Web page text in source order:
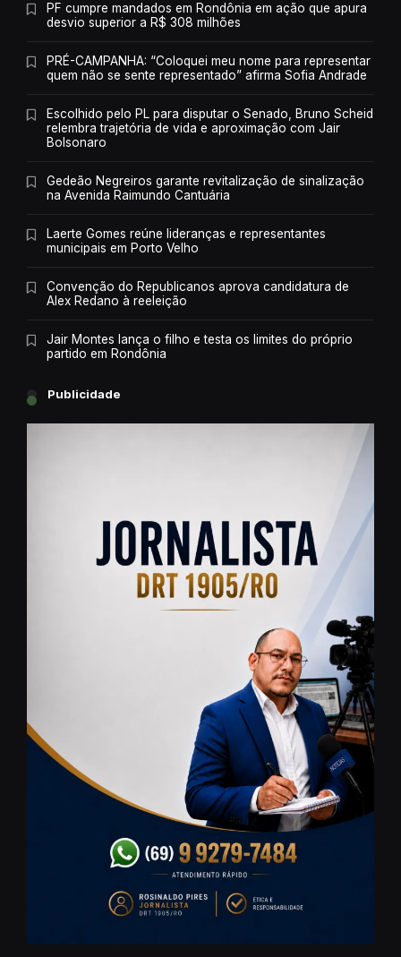
PF cumpre mandados em Rondônia em ação que apura
desvio superior a R$ 308 milhões
PRÉ-CAMPANHA: “Coloquei meu nome para representar
quem não se sente representado” afirma Sofia Andrade
Escolhido pelo PL para disputar o Senado, Bruno Scheid
relembra trajetória de vida e aproximação com Jair
Bolsonaro
Gedeão Negreiros garante revitalização de sinalização
na Avenida Raimundo Cantuária
Laerte Gomes reúne lideranças e representantes
municipais em Porto Velho
Convenção do Republicanos aprova candidatura de
Alex Redano à reeleição
Jair Montes lança o filho e testa os limites do próprio
partido em Rondônia
Publicidade